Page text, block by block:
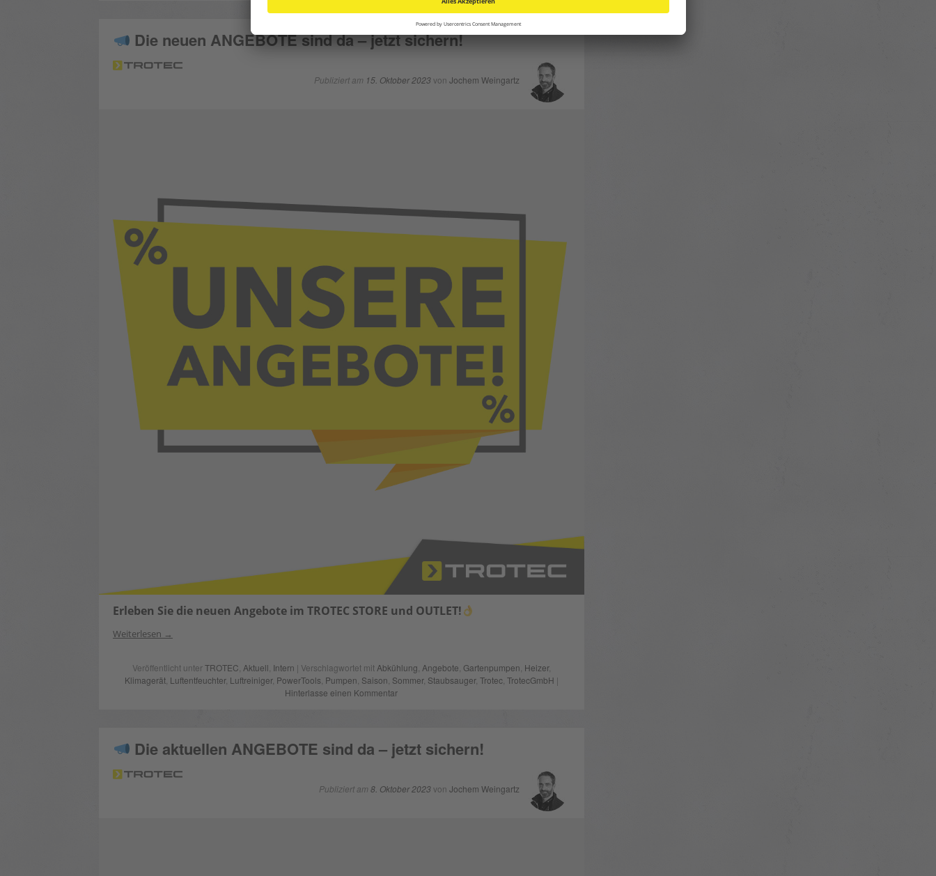
Die neuen ANGEBOTE sind da – jetzt sichern!
Publiziert am 15. Oktober 2023von Jochem Weingartz
Erleben Sie die neuen Angebote im TROTEC STORE und OUTLET!
Weiterlesen
Veröffentlicht unterTROTEC Aktuell Intern | Verschlagwortet mit Abkühlung Angebote Gartenpumpen Heizer,
Klimagerät, Luftentfeuchter, Luftreiniger, PowerTools Pumpen Saison Sommer, Staubsauger, Trotec, TrotecGmbH |
Hinterlasse einen Kommentar
Die aktuellen ANGEBOTE sind da – jetzt sichern!
Publiziert am 8. Oktober 2023von Jochem Weingartz